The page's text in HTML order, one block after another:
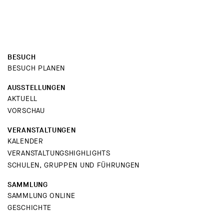
BESUCH
BESUCH PLANEN
AUSSTELLUNGEN
AKTUELL
VORSCHAU
VERANSTALTUNGEN
KALENDER
VERANSTALTUNGSHIGHLIGHTS
SCHULEN, GRUPPEN UND FÜHRUNGEN
SAMMLUNG
SAMMLUNG ONLINE
GESCHICHTE